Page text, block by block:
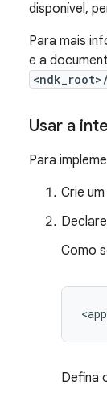
disponível,
Para mais
e a
Usar a
Para
Crie
Como
Defina